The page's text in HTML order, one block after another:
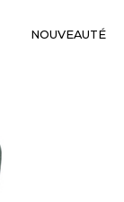
NOUVEAUTÉ